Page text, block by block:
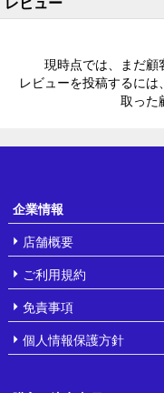
現時点では、まだ顧
レビューを投稿するに
取った
企業情報
店舗概要
ご利用規約
免責事項
個人情報保護方針